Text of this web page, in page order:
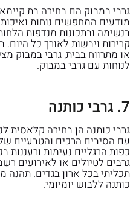
גרבי במבוק הם בחירה בת
מודעים המחפשים נוחות
בנשימה ובתכונות מנדפות
קרירות ויבשות לאורך כל
או מתרווח בבית, גרבי במבוק
לנוחות עם גרבי במבוק.
7. גרבי כותנה
גרבי כותנה הן בחירה קלאסית
עם הסיבים הרכים והטבעיים
כפות הרגליים נעימות
גרבים לטיולים או לאירועים
תכליתי בכל ארון בגדים. תהנה
כותנה ללבוש יומיומי.